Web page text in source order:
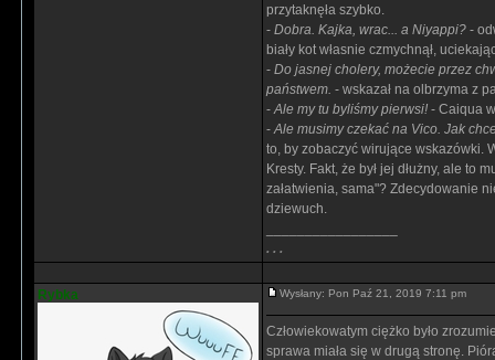
przytaknęła szybko.
- Dobra. Kajka, wrac... a Niyappi? -
biały kot własnie czmychnął,
- Do jasnej cholery, możecie przez
państwem. - wskazał na olbrzyma z
-Ale my tu byliśmy pierwsi! - Caiqua
-Ale musimy czekać na Vico. Jak
to, by zobaczyć wirujące wskazówki.
Kresty. Fakt, że był jej dłużny, ale to
załatwienia, sama"? Zdecydowanie
dziewuch.
. . .
Rybka Wysłany: Pon Paź 21, 2019 7:11 pm
Człowiekowatym ciężko było
sprawa miała się w drugą stronę.